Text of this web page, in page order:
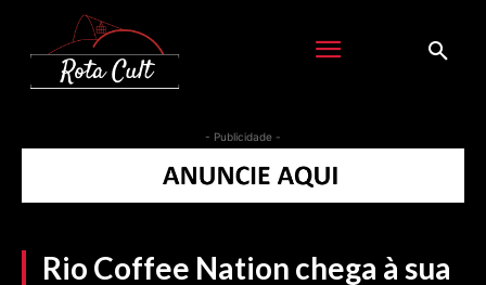
- Publicidade -
Rio Coffee Nation chega à sua